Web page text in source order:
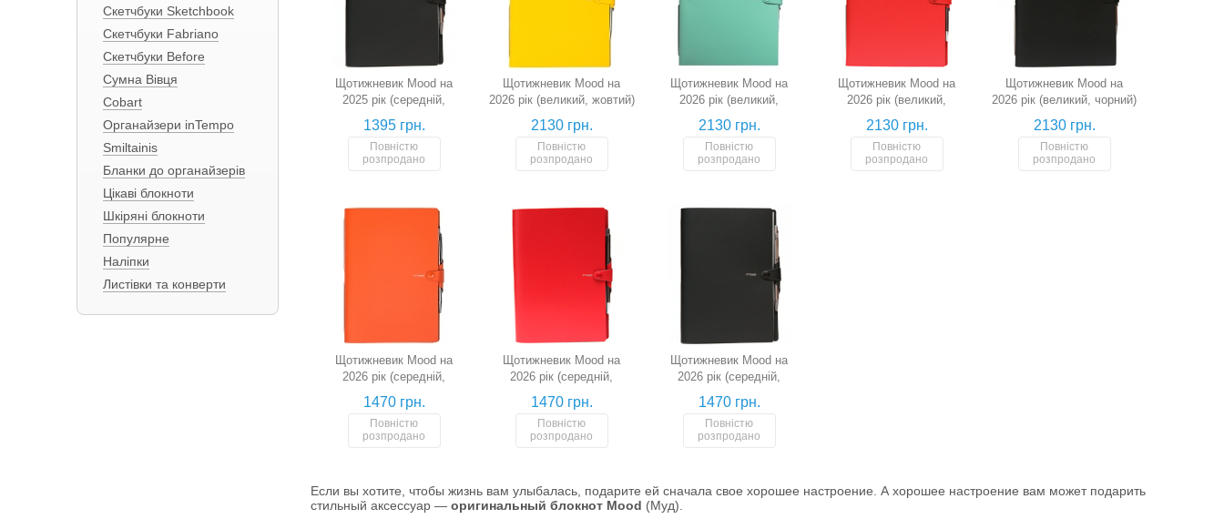
Скетчбуки Sketchbook
Скетчбуки Fabriano
Скетчбуки Before
Сумна Вівця
Cobart
Органайзери inTempo
Smiltainis
Бланки до органайзерів
Цікаві блокноти
Шкіряні блокноти
Популярне
Наліпки
Листівки та конверти
Щотижневик Mood на
2025 рік (середній,
чорний)
1395 грн.
Повністю
розпродано
Щотижневик Mood на
2026 рік (великий, жовтий)
2130 грн.
Повністю
розпродано
Щотижневик Mood на
2026 рік (великий,
м'ятний)
2130 грн.
Повністю
розпродано
Щотижневик Mood на
2026 рік (великий,
червоний)
2130 грн.
Повністю
розпродано
Щотижневик Mood на
2026 рік (великий, чорний)
2130 грн.
Повністю
розпродано
Щотижневик Mood на
2026 рік (середній,
помаранчевий)
1470 грн.
Повністю
розпродано
Щотижневик Mood на
2026 рік (середній,
червоний)
1470 грн.
Повністю
розпродано
Щотижневик Mood на
2026 рік (середній,
чорний)
1470 грн.
Повністю
розпродано
Если вы хотите, чтобы жизнь вам улыбалась, подарите ей сначала свое хорошее настроение. А хорошее настроение вам может подарить
стильный аксессуар — оригинальный блокнот Mood (Муд).